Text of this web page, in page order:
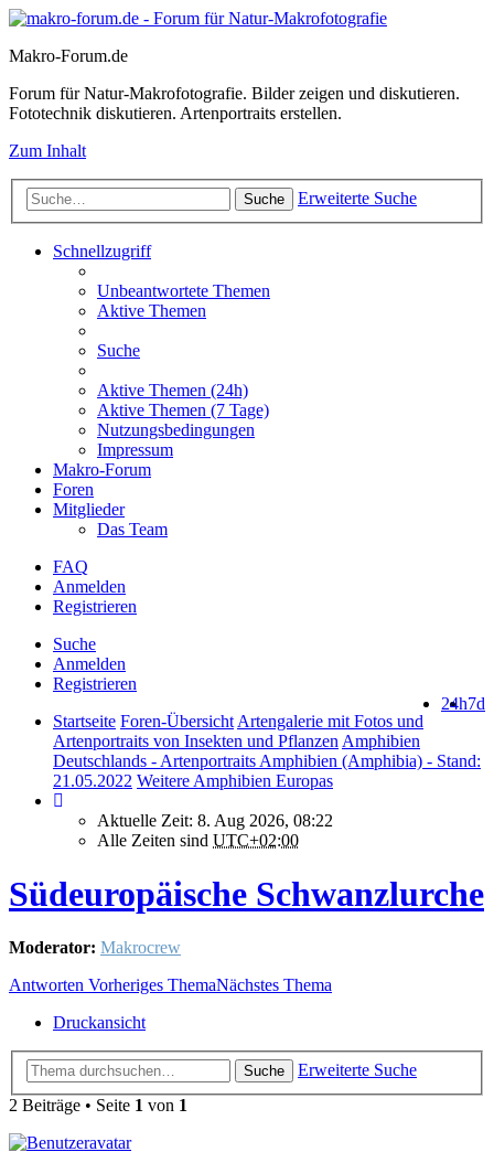
Makro-Forum.de
Forum für Natur-Makrofotografie. Bilder zeigen und diskutieren.
Fototechnik diskutieren. Artenportraits erstellen.
Zum Inhalt
Suche Erweiterte Suche
Schnellzugriff
Unbeantwortete Themen
Aktive Themen
Suche
Aktive Themen (24h)
Aktive Themen (7 Tage)
Nutzungsbedingungen
Impressum
Makro-Forum
Foren
Mitglieder
Das Team
FAQ
Anmelden
Registrieren
Suche
Anmelden
Registrieren
7d
24h
Startseite Foren-Übersicht Artengalerie mit Fotos und
Artenportraits von Insekten und Pflanzen Amphibien
Deutschlands - Artenportraits Amphibien (Amphibia) - Stand:
21.05.2022 Weitere Amphibien Europas
Aktuelle Zeit: 8. Aug 2026, 08:22
Alle Zeiten sind UTC+02:00
Südeuropäische Schwanzlurche
Moderator: Makrocrew
Antworten Vorheriges ThemaNächstes Thema
Druckansicht
Suche
Erweiterte Suche
2 Beiträge • Seite 1 von 1